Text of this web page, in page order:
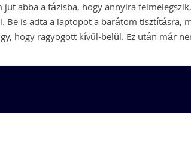
jut abba a fázisba, hogy annyira
Be is adta a laptopot a barátom tisztításra,
hogy ragyogott kívül-belül. Ez után már